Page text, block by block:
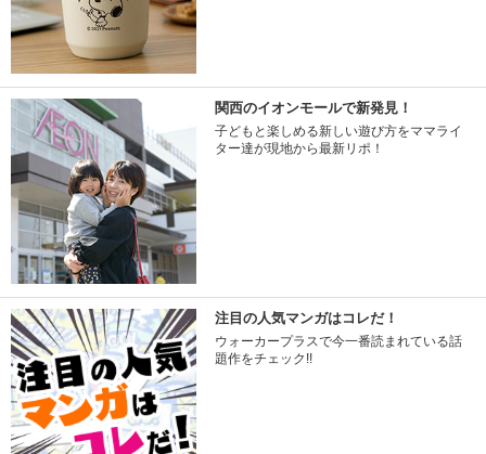
関西のイオンモールで新発見！
子どもと楽しめる新しい遊び方をママライ
ター達が現地から最新リポ！
注目の人気マンガはコレだ！
ウォーカープラスで今一番読まれている話
題作をチェック!!